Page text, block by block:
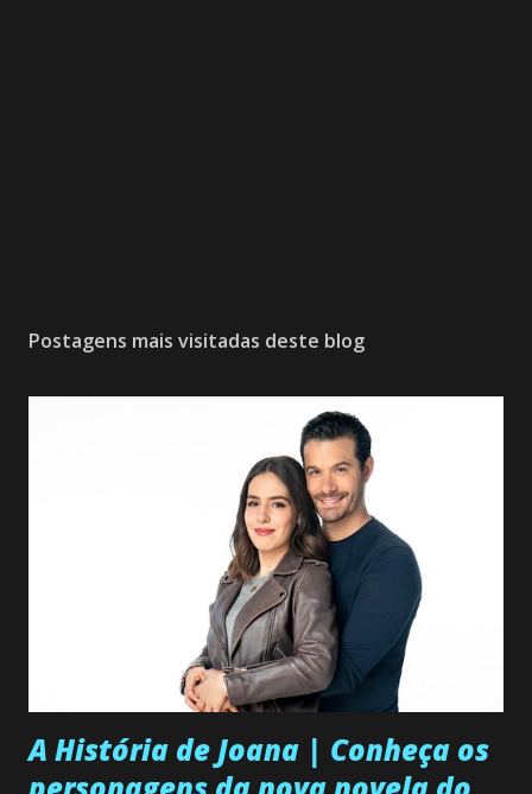
Postagens mais visitadas deste blog
A História de Joana | Conheça os